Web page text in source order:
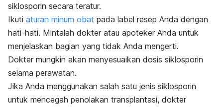
siklosporin secara teratur.
Ikuti aturan minum obat pada label resep Anda dengan
hati-hati. Mintalah dokter atau apoteker Anda untuk
menjelaskan bagian yang tidak Anda mengerti.
Dokter mungkin akan menyesuaikan dosis siklosporin
selama perawatan.
Jika Anda menggunakan salah satu jenis siklosporin
untuk mencegah penolakan transplantasi, dokter